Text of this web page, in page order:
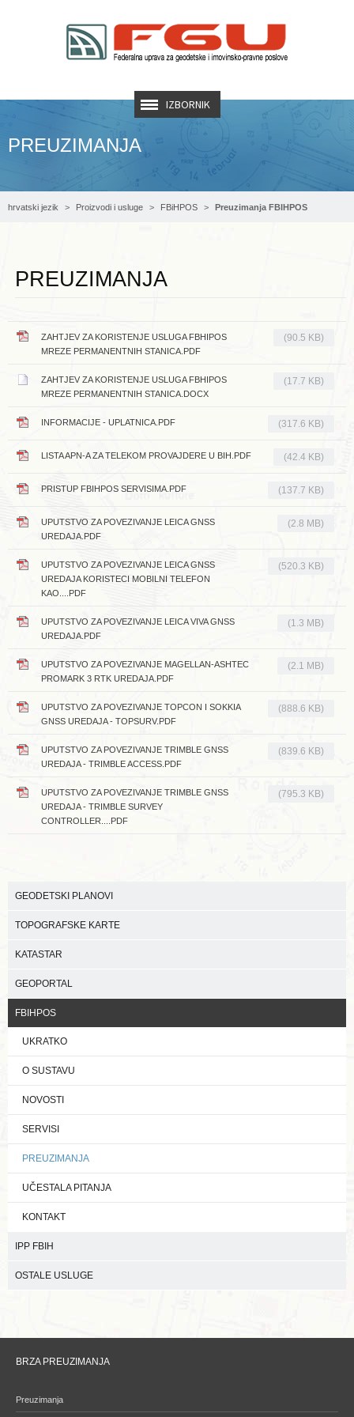
IZBORNIK
PREUZIMANJA
hrvatski jezik Proizvodi i usluge FBiHPOS Preuzimanja FBIHPOS
PREUZIMANJA
ZAHTJEV ZA KORISTENJE USLUGA FBHIPOS
MREZE PERMANENTNIH STANICA.PDF
(90.5 KB)
ZAHTJEV ZA KORISTENJE USLUGA FBHIPOS
MREZE PERMANENTNIH STANICA.DOCX
(17.7 KB)
INFORMACIJE - UPLATNICA.PDF (317.6 KB)
LISTA APN-A ZA TELEKOM PROVAJDERE U BIH.PDF (42.4 KB)
PRISTUP FBIHPOS SERVISIMA.PDF (137.7 KB)
UPUTSTVO ZA POVEZIVANJE LEICA GNSS
UREDAJA.PDF
(2.8 MB)
UPUTSTVO ZA POVEZIVANJE LEICA GNSS
UREDAJA KORISTECI MOBILNI TELEFON
KAO....PDF
(520.3 KB)
UPUTSTVO ZA POVEZIVANJE LEICA VIVA GNSS
UREDAJA.PDF
(1.3 MB)
UPUTSTVO ZA POVEZIVANJE MAGELLAN-ASHTEC
PROMARK 3 RTK UREDAJA.PDF
(2.1 MB)
UPUTSTVO ZA POVEZIVANJE TOPCON I SOKKIA
GNSS UREDAJA - TOPSURV.PDF
(888.6 KB)
UPUTSTVO ZA POVEZIVANJE TRIMBLE GNSS
UREDAJA - TRIMBLE ACCESS.PDF
(839.6 KB)
UPUTSTVO ZA POVEZIVANJE TRIMBLE GNSS
UREDAJA - TRIMBLE SURVEY
CONTROLLER....PDF
(795.3 KB)
GEODETSKI PLANOVI
TOPOGRAFSKE KARTE
KATASTAR
GEOPORTAL
FBIHPOS
UKRATKO
O SUSTAVU
NOVOSTI
SERVISI
PREUZIMANJA
UČESTALA PITANJA
KONTAKT
IPP FBIH
OSTALE USLUGE
BRZA PREUZIMANJA
Preuzimanja